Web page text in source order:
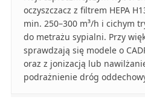
oczyszczacz z filtrem HEPA
min. 250–300 m³/h i cichym
do metrażu sypialni. Przy
sprawdzają się modele o
oraz z jonizacją lub
podrażnienie dróg